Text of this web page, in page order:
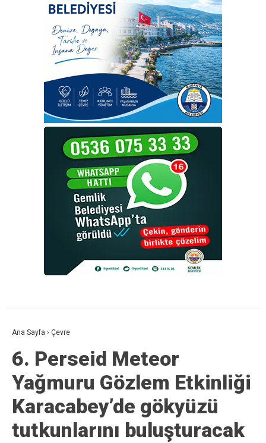
Ana Sayfa › Çevre
6. Perseid Meteor
Yağmuru Gözlem Etkinliği
Karacabey’de gökyüzü
tutkunlarını buluşturacak